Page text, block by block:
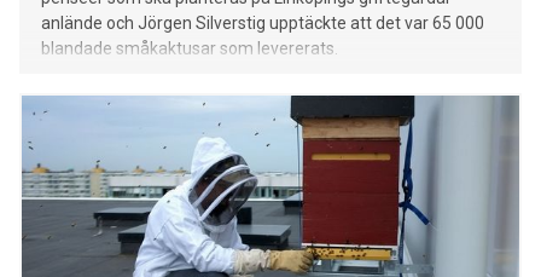
anlände och Jörgen Silverstig upptäckte att det var 65 000
blandade småkaktusar som levererats.